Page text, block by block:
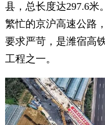
县，总长度达297.6米
繁忙的京沪高速公路
要求严苛，是潍宿高
工程之一。